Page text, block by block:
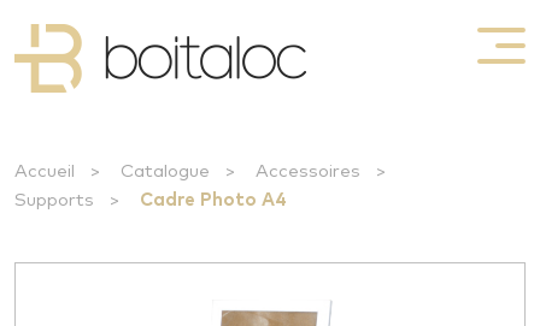
Accueil > Catalogue > Accessoires
>
Supports
> Cadre Photo A4